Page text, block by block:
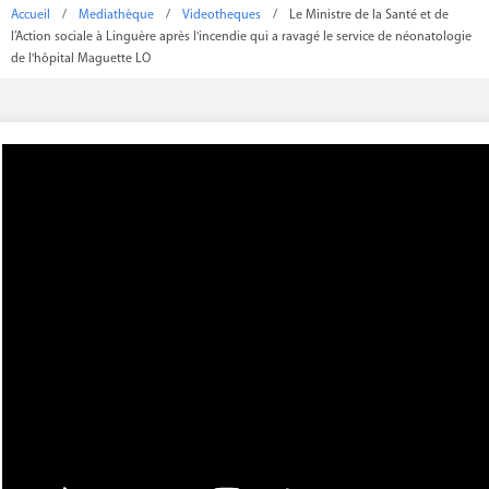
Accueil / Mediathèque / Videotheques /
Le Ministre de la Santé et de
l’Action sociale à Linguère après l'incendie qui a ravagé le service de néonatologie
de l'hôpital Maguette LO